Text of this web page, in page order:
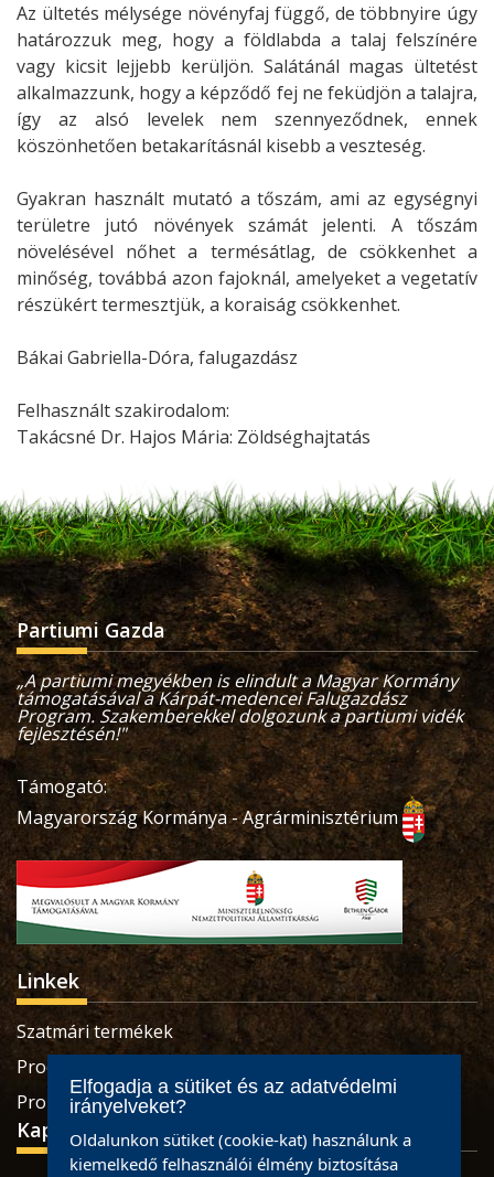
Az ültetés mélysége növényfaj függő, de többnyire úgy
határozzuk meg, hogy a földlabda a talaj felszínére
vagy kicsit lejjebb kerüljön. Salátánál magas ültetést
alkalmazzunk, hogy a képződő fej ne feküdjön a talajra,
így az alsó levelek nem szennyeződnek, ennek
köszönhetően betakarításnál kisebb a veszteség.
Gyakran használt mutató a tőszám, ami az egységnyi
területre jutó növények számát jelenti. A tőszám
növelésével nőhet a termésátlag, de csökkenhet a
minőség, továbbá azon fajoknál, amelyeket a vegetatív
részükért termesztjük, a koraiság csökkenhet.
Bákai Gabriella-Dóra, falugazdász
Felhasznált szakirodalom:
Takácsné Dr. Hajos Mária: Zöldséghajtatás
Partiumi Gazda
„A partiumi megyékben is elindult a Magyar Kormány
támogatásával a Kárpát-medencei Falugazdász
Program. Szakemberekkel dolgozunk a partiumi vidék
fejlesztésén!"
Támogató:
Magyarország Kormánya - Agrárminisztérium
Linkek
Szatmári termékek
Produse sătmărene
Pro Economica Alapítvány
Kapcsolat
Elfogadja a sütiket és az adatvédelmi
irányelveket?
Oldalunkon sütiket (cookie-kat) használunk a
kiemelkedő felhasználói élmény biztosítása